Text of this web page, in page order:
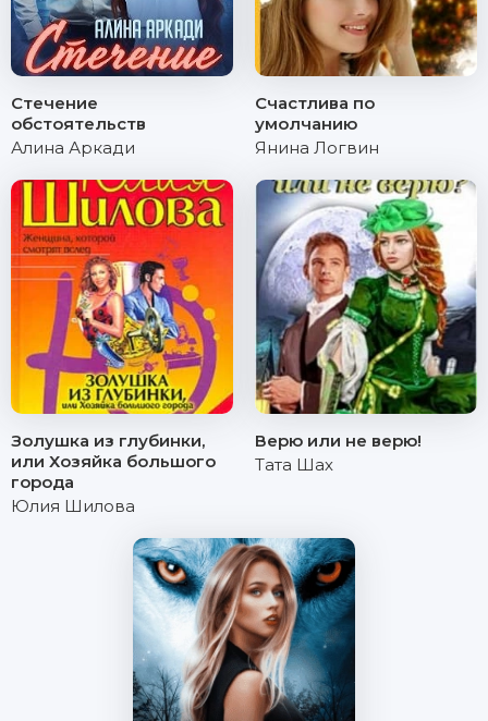
Стечение
обстоятельств
Алина Аркади
Счастлива по
умолчанию
Янина Логвин
Золушка из глубинки,
или Хозяйка большого
города
Юлия Шилова
Верю или не верю!
Тата Шах